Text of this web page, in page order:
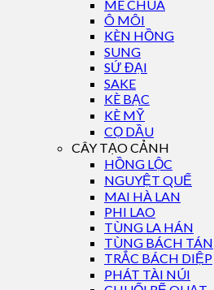
ME CHUA
Ô MÔI
KÈN HỒNG
SUNG
SỨ ĐẠI
SAKE
KÈ BẠC
KÈ MỸ
CỌ DẦU
CÂY TẠO CẢNH
HỒNG LỘC
NGUYỆT QUẾ
MAI HÀ LAN
PHI LAO
TÙNG LA HÁN
TÙNG BÁCH TÁN
TRẮC BÁCH DIỆP
PHÁT TÀI NÚI